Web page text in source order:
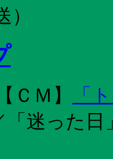
【 ＣＭ 】
「
「迷った